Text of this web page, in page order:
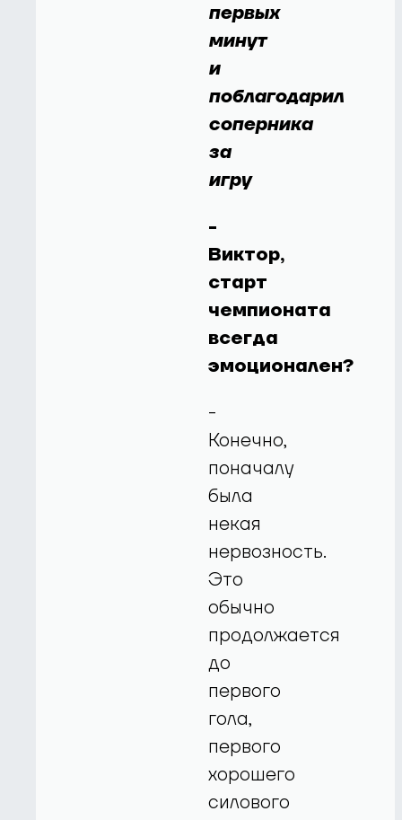
первых
минут
и
поблагодарил
соперника
за
игру
-
Виктор,
старт
чемпионата
всегда
эмоционален?
-
Конечно,
поначалу
была
некая
нервозность.
Это
обычно
продолжается
до
первого
гола,
первого
хорошего
силового